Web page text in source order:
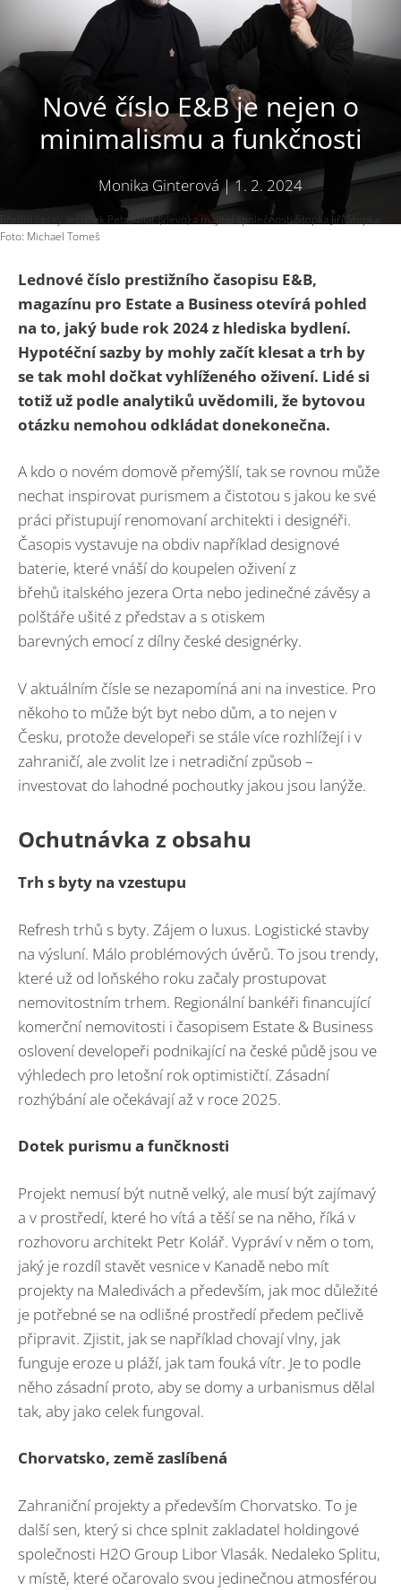
Nové číslo E&B je nejen o
minimalismu a funkčnosti
Monika Ginterová|1. 2. 2024
Přední český architek Petr Kolář (vlevo) a majitel společnosti Stopka Jiří Stopka.
Foto: Michael Tomeš
Lednové číslo prestižního časopisu E&B,
magazínu pro Estate a Business otevírá pohled
na to, jaký bude rok 2024 z hlediska bydlení.
Hypotéční sazby by mohly začít klesat a trh by
se tak mohl dočkat vyhlíženého oživení. Lidé si
totiž už podle analytiků uvědomili, že bytovou
otázku nemohou odkládat donekonečna.
A kdo o novém domově přemýšlí, tak se rovnou může
nechat inspirovat purismem a čistotou s jakou ke své
práci přistupují renomovaní architekti i designéři.
Časopis vystavuje na obdiv například designové
baterie, které vnáší do koupelen oživení z
břehů italského jezera Orta nebo jedinečné závěsy a
polštáře ušité z představ a s otiskem
barevných emocí z dílny české designérky.
V aktuálním čísle se nezapomíná ani na investice. Pro
někoho to může být byt nebo dům, a to nejen v
Česku, protože developeři se stále více rozhlížejí i v
zahraničí, ale zvolit lze i netradiční způsob –
investovat do lahodné pochoutky jakou jsou lanýže.
Ochutnávka z obsahu
Trh s byty na vzestupu
Refresh trhů s byty. Zájem o luxus. Logistické stavby
na výsluní. Málo problémových úvěrů. To jsou trendy,
které už od loňského roku začaly prostupovat
nemovitostním trhem. Regionální bankéři financující
komerční nemovitosti i časopisem Estate & Business
oslovení developeři podnikající na české půdě jsou ve
výhledech pro letošní rok optimističtí. Zásadní
rozhýbání ale očekávají až v roce 2025.
Dotek purismu a funčknosti
Projekt nemusí být nutně velký, ale musí být zajímavý
a v prostředí, které ho vítá a těší se na něho, říká v
rozhovoru architekt Petr Kolář. Vypráví v něm o tom,
jaký je rozdíl stavět vesnice v Kanadě nebo mít
projekty na Maledivách a především, jak moc důležité
je potřebné se na odlišné prostředí předem pečlivě
připravit. Zjistit, jak se například chovají vlny, jak
funguje eroze u pláží, jak tam fouká vítr. Je to podle
něho zásadní proto, aby se domy a urbanismus dělal
tak, aby jako celek fungoval.
Chorvatsko, země zaslíbená
Zahraniční projekty a především Chorvatsko. To je
další sen, který si chce splnit zakladatel holdingové
společnosti H2O Group Libor Vlasák. Nedaleko Splitu,
v místě, které očarovalo svou jedinečnou atmosférou